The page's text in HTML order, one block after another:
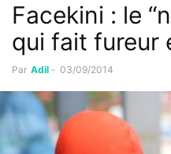
Facekini : le
qui fait fureur
Par Adil - 03/09/2014